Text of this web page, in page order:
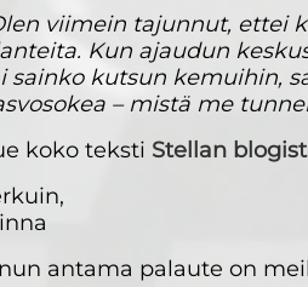
viimein tajunnut, ettei
Kun ajaudun
sainko kutsun kemuihin,
– mistä me
koko teksti Stellan
antama palaute on